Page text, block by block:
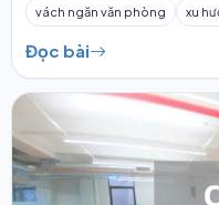
vách ngăn văn phòng xu
Đọc bài